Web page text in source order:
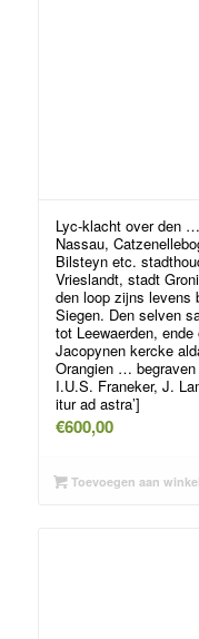
Lyc-klacht over den
Nassau,
Bilsteyn etc.
Vrieslandt, stadt
den loop zijns levens
Siegen. Den selven
tot Leewaerden,
Jacopynen kercke
Orangien …
I.U.S. Franeker, J.
itur ad astra’]
€600,00
Toevoegen aan